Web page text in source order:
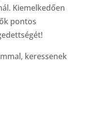
Kiemelkedően
pontos
keressenek